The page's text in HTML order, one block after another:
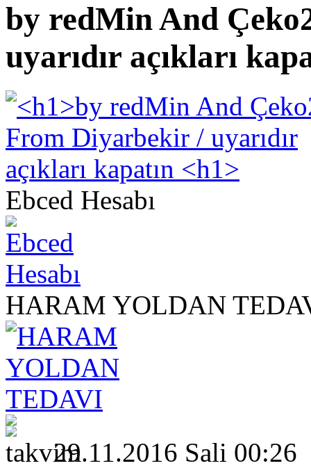
by redMin And
uyarıdır açıkları
Ebced Hesabı
HARAM YOLDAN
29.11.2016 Sali 00:26